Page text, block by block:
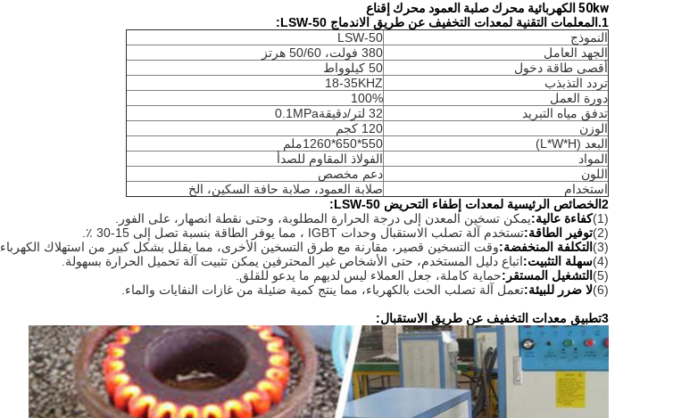
50kw الكهربائية محرك صلبة العمود محرك إقناع
1. المعلمات التقنية لمعدات التخفيف عن طريق الاندماج LSW-50:
النموذج
LSW-50
الجهد العامل
380 فولت، 50/60 هرتز
أقصى طاقة دخول
50 كيلوواط
تردد التذبذب
18-35KHZ
دورة العمل
100%
تدفق مياه التبريد
32 لتر/دقيقة0.1MPa
الوزن
120 كجم
البعد (L*W*H)
550*650*1260ملم
المواد
الفولاذ المقاوم للصدأ
اللون
دعم مخصص
استخدام
صلابة العمود، صلابة حافة السكين، الخ
2الخصائص الرئيسية لمعدات إطفاء التحريض LSW-50:
(1)
كفاءة عالية:يمكن تسخين المعدن إلى درجة الحرارة المطلوبة، وحتى نقطة انصهار، على الفور.
(2)
توفير الطاقة:تستخدم آلة تصلب الاستقبال وحدات IGBT ، مما يوفر الطاقة بنسبة تصل إلى 15-30 ٪.
(3)
التكلفة المنخفضة:وقت التسخين قصير، مقارنة مع طرق التسخين الأخرى، مما يقلل بشكل كبير من استهلاك الكهرباء.
(4)
سهلة التثبيت:اتباع دليل المستخدم، حتى الأشخاص غير المحترفين يمكن تثبيت آلة تحميل الحرارة بسهولة.
(5)
التشغيل المستقر:حماية كاملة، جعل العملاء ليس لديهم ما يدعو للقلق.
(6)
لا ضرر للبيئة:تعمل آلة تصلب الحث بالكهرباء، مما ينتج كمية ضئيلة من غازات النفايات والماء.
3تطبيق معدات التخفيف عن طريق الاستقبال: